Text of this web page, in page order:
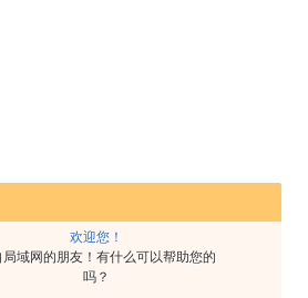
欢迎您！
局域网的朋友！有什么可以帮助您的
吗？